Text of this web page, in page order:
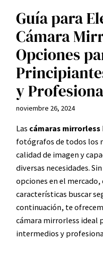
Guía para
Cámara
Opciones
y
noviembre 26, 2024
Las cámaras mirrorless
fotógrafos de todos los
calidad de imagen y
diversas necesidades.
opciones en el
características buscar
continuación, te
cámara mirrorless ideal
intermedios y